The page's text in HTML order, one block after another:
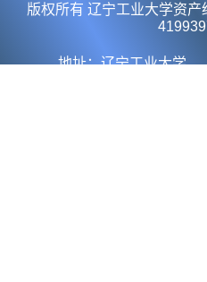
版权所有 辽宁工业大学
地址：辽宁工业